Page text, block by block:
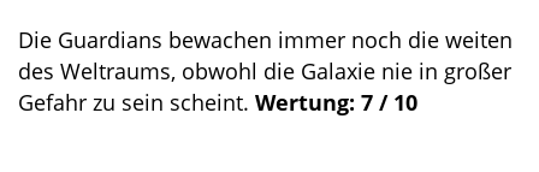
Die Guardians bewachen immer noch die weiten
des Weltraums, obwohl die Galaxie nie in großer
Gefahr zu sein scheint. Wertung: 7 / 10